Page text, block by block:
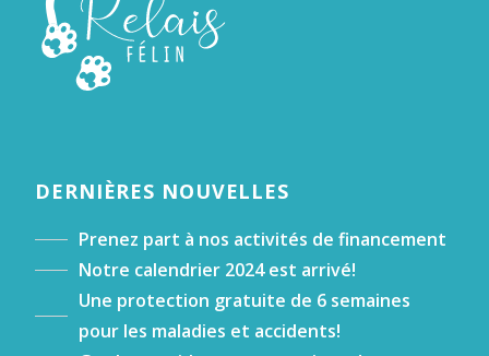
DERNIÈRES NOUVELLES
Prenez part à nos activités de financement
Notre calendrier 2024 est arrivé!
Une protection gratuite de 6 semaines
pour les maladies et accidents!